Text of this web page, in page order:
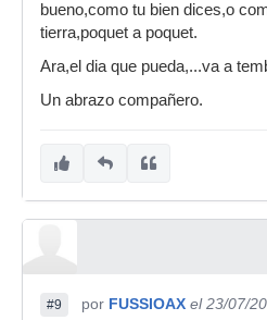
bueno,como tu bien dices,o
tierra,poquet a poquet.
Ara,el dia que pueda,...va a
Un abrazo compañero.
#9 por FUSSIOAX el 23/07/